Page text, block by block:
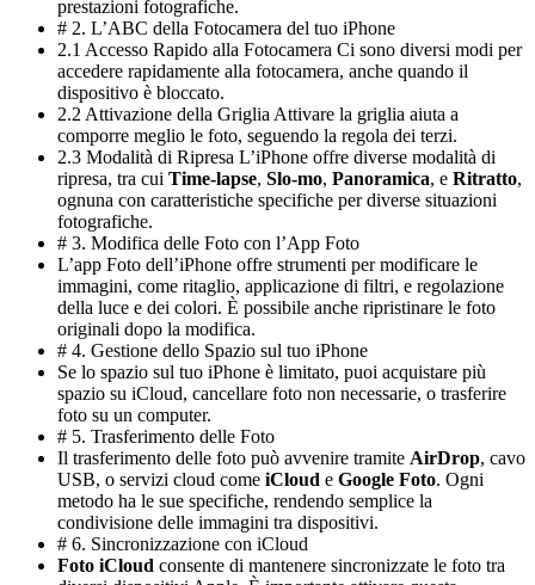
prestazioni fotografiche.
# 2. L’ABC della Fotocamera del tuo iPhone
2.1 Accesso Rapido alla Fotocamera Ci sono diversi modi per
accedere rapidamente alla fotocamera, anche quando il
dispositivo è bloccato.
2.2 Attivazione della Griglia Attivare la griglia aiuta a
comporre meglio le foto, seguendo la regola dei terzi.
2.3 Modalità di Ripresa L’iPhone offre diverse modalità di
ripresa, tra cui Time-lapse, Slo-mo, Panoramica, e Ritratto,
ognuna con caratteristiche specifiche per diverse situazioni
fotografiche.
# 3. Modifica delle Foto con l’App Foto
L’app Foto dell’iPhone offre strumenti per modificare le
immagini, come ritaglio, applicazione di filtri, e regolazione
della luce e dei colori. È possibile anche ripristinare le foto
originali dopo la modifica.
# 4. Gestione dello Spazio sul tuo iPhone
Se lo spazio sul tuo iPhone è limitato, puoi acquistare più
spazio su iCloud, cancellare foto non necessarie, o trasferire
foto su un computer.
# 5. Trasferimento delle Foto
Il trasferimento delle foto può avvenire tramite AirDrop, cavo
USB, o servizi cloud come iCloud e Google Foto. Ogni
metodo ha le sue specifiche, rendendo semplice la
condivisione delle immagini tra dispositivi.
# 6. Sincronizzazione con iCloud
Foto iCloud consente di mantenere sincronizzate le foto tra